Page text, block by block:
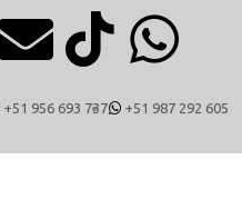
+51 956 693 737 +51 987 292 605